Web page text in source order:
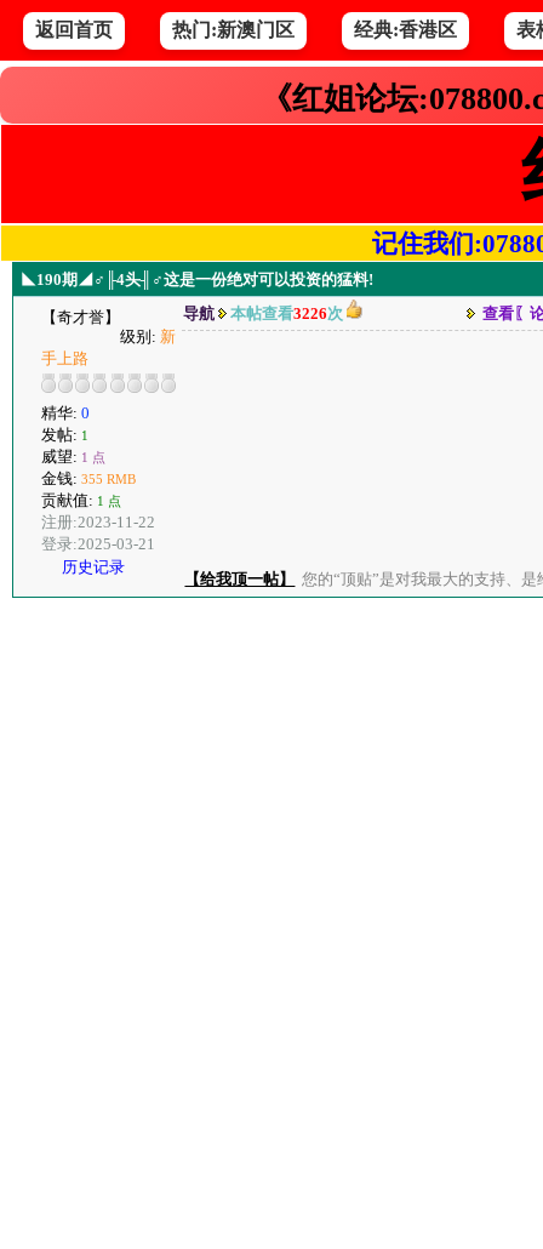
返回首页 热门:新澳门区 经典:香港区 表
《红姐论坛
记住我们
◣190期◢♂╟4头╢♂这是一份绝对可以投资的猛料!
【奇才誉】
级别: 新
手上路
精华: 0
发帖: 1
威望: 1 点
金钱: 355 RMB
贡献值: 1 点
注册:2023-11-22
登录:2025-03-21
历史记录
导航 本帖查看3226次 查看〖
【给我顶一帖】 您的“顶贴”是对我最大的支持、